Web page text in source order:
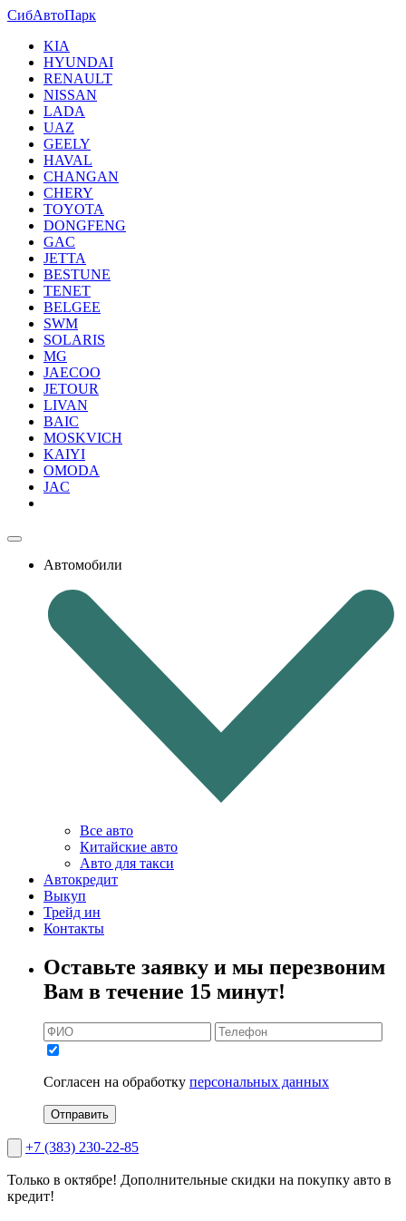
СибАвтоПарк
KIA
HYUNDAI
RENAULT
NISSAN
LADA
UAZ
GEELY
HAVAL
CHANGAN
CHERY
TOYOTA
DONGFENG
GAC
JETTA
BESTUNE
TENET
BELGEE
SWM
SOLARIS
MG
JAECOO
JETOUR
LIVAN
BAIC
MOSKVICH
KAIYI
OMODA
JAC
Автомобили
Все авто
Китайские авто
Авто для такси
Автокредит
Выкуп
Трейд ин
Контакты
Оставьте заявку и мы перезвоним
Вам в течение 15 минут!
Согласен на обработку персональных данных
Отправить
+7 (383) 230-22-85
Только в октябре! Дополнительные скидки на покупку авто в
кредит!